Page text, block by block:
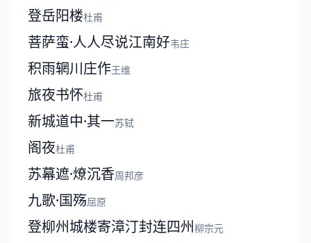
登岳阳楼杜甫
菩萨蛮·人人尽说江南好韦庄
积雨辋川庄作王维
旅夜书怀杜甫
新城道中·其一苏轼
阁夜杜甫
苏幕遮·燎沉香周邦彦
九歌·国殇屈原
登柳州城楼寄漳汀封连四州 柳宗元